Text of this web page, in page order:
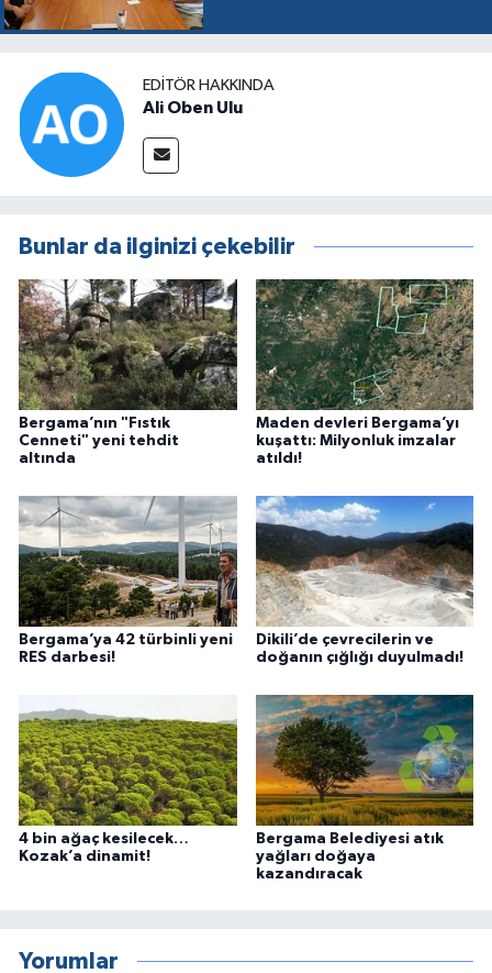
EDITÖR HAKKINDA
Ali Oben Ulu
Bunlar da ilginizi çekebilir
Bergama’nın "Fıstık
Cenneti" yeni tehdit
altında
Maden devleri Bergama’yı
kuşattı: Milyonluk imzalar
atıldı!
Bergama’ya 42 türbinli yeni
RES darbesi!
Dikili’de çevrecilerin ve
doğanın çığlığı duyulmadı!
4 bin ağaç kesilecek…
Kozak’a dinamit!
Bergama Belediyesi atık
yağları doğaya
kazandıracak
Yorumlar